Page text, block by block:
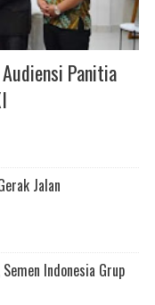
Panitia
Jalan
Indonesia Grup